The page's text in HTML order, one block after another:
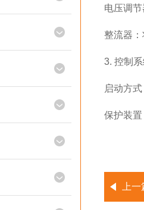
电压调
整流器
3. 控制
启动方
保护装
上